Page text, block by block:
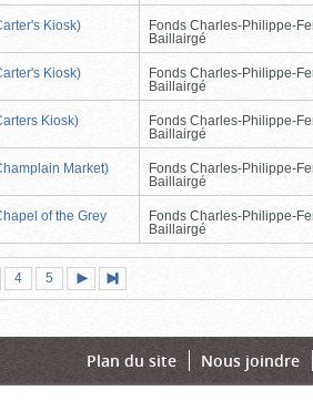
Kiosk)
Fonds Charles-Philippe-
Baillairgé
Kiosk)
Fonds Charles-Philippe-
Baillairgé
Kiosk)
Fonds Charles-Philippe-
Baillairgé
Market)
Fonds Charles-Philippe-
Baillairgé
of the Grey
Fonds Charles-Philippe-
Baillairgé
Page
4 Page
5
suivante
page
Plan du site Nous joindre